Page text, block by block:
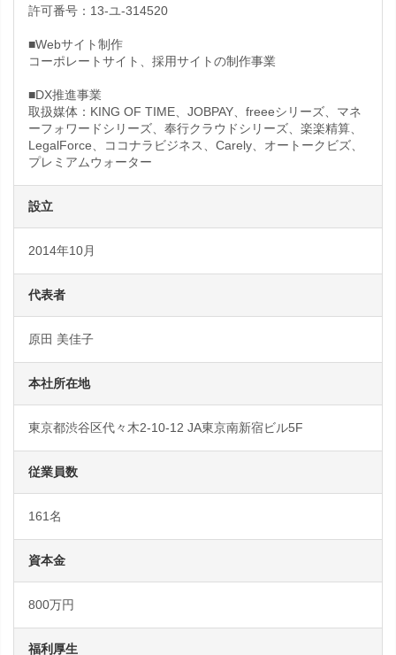
許可番号：13-ユ-314520
■Webサイト制作
コーポレートサイト、採用サイトの制作事業
■DX推進事業
取扱媒体：KING OF TIME、JOBPAY、freeeシリーズ、マネ
ーフォワードシリーズ、奉行クラウドシリーズ、楽楽精算、
LegalForce、ココナラビジネス、Carely、オートークビズ、
プレミアムウォーター
設立
2014年10月
代表者
原田 美佳子
本社所在地
東京都渋谷区代々木2-10-12 JA東京南新宿ビル5F
従業員数
161名
資本金
800万円
福利厚生